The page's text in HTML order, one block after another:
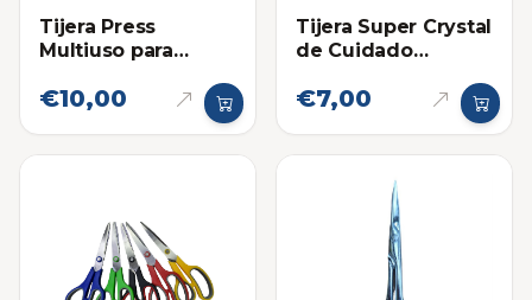
Tijera Press
Multiuso para
€10,00
Tijera Super Crystal
de Cuidado
4.5 Pulgadas
€7,00